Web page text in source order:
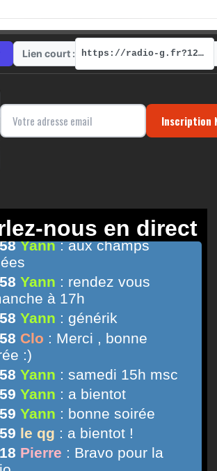
Lien court : https://radio-g.fr?12200
Inscription